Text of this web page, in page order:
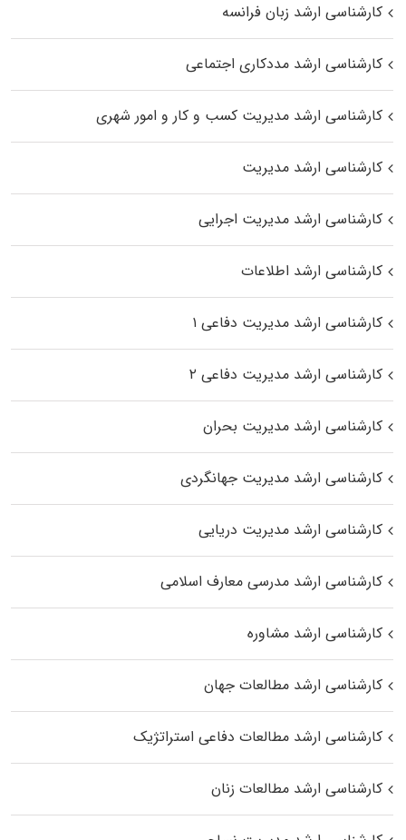
کارشناسی ارشد زبان فرانسه
کارشناسی ارشد مددکاری اجتماعی
کارشناسی ارشد مدیریت کسب و کار و امور شهری
کارشناسی ارشد مدیریت
کارشناسی ارشد مدیریت اجرایی
کارشناسی ارشد اطلاعات
کارشناسی ارشد مدیریت دفاعی ۱
کارشناسی ارشد مدیریت دفاعی ۲
کارشناسی ارشد مدیریت بحران
کارشناسی ارشد مدیریت جهانگردی
کارشناسی ارشد مدیریت دریایی
کارشناسی ارشد مدرسی معارف اسلامی
کارشناسی ارشد مشاوره
کارشناسی ارشد مطالعات جهان
کارشناسی ارشد مطالعات دفاعی استراتژیک
کارشناسی ارشد مطالعات زنان